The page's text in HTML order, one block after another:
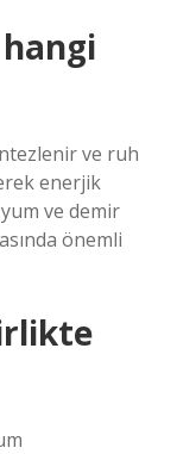
ve ruh
enerjik
ve demir
önemli